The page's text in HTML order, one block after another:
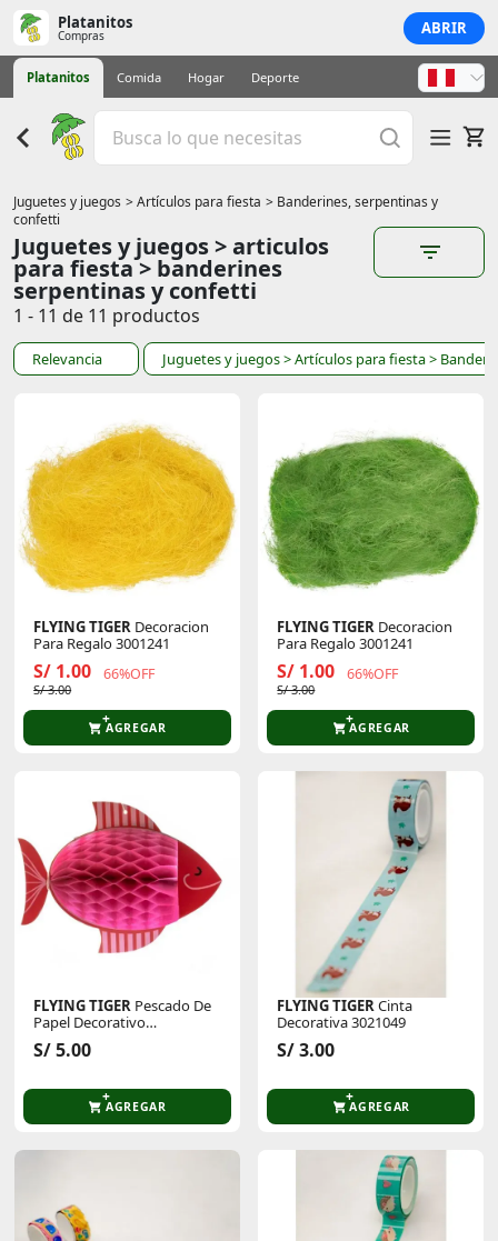
Platanitos
Compras ABRIR
Platanitos Comida Hogar Deporte
Juguetes y juegos > Artículos para fiesta > Banderines, serpentinas y
confetti
Juguetes y juegos > articulos
para fiesta > banderines
serpentinas y confetti
1 - 11 de 11 productos
Relevancia Juguetes y juegos> Artículos para fiesta>
FLYING TIGER Decoracion
Para Regalo 3001241
S/ 1.00 66%OFF
S/ 3.00
AGREGAR
FLYING TIGER Decoracion
Para Regalo 3001241
S/ 1.00 66%OFF
S/ 3.00
AGREGAR
FLYING TIGER Pescado De
Papel Decorativo
S/ 5.00
AGREGAR
FLYING TIGER Cinta
Decorativa 3021049
S/ 3.00
AGREGAR